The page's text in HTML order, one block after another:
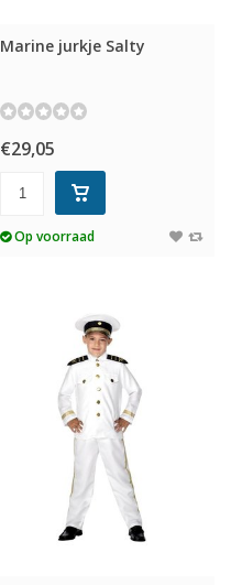
Marine jurkje Salty
€29,05
Op voorraad